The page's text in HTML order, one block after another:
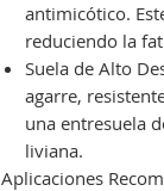
antimicótico.
reduciendo la
Suela de Alto
agarre,
una entresuela
liviana.
Aplicaciones